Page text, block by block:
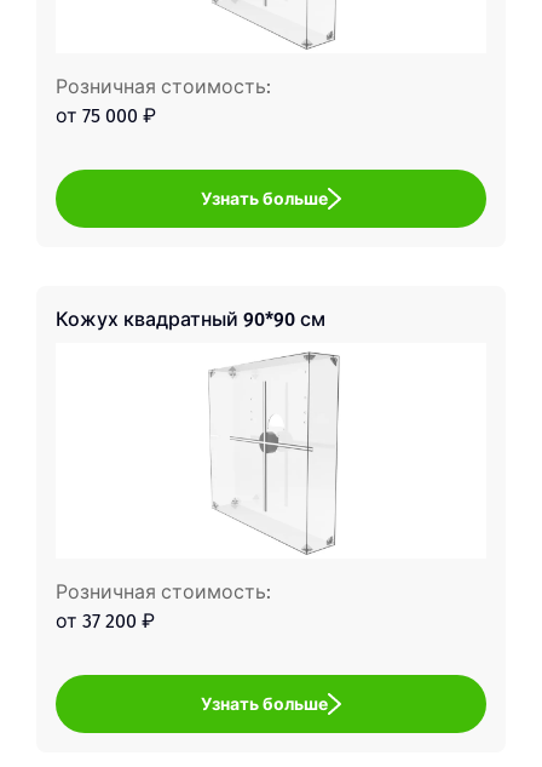
Розничная стоимость:
от 75 000 ₽
Узнать больше
Кожух квадратный 90*90 см
Розничная стоимость:
от 37 200 ₽
Узнать больше